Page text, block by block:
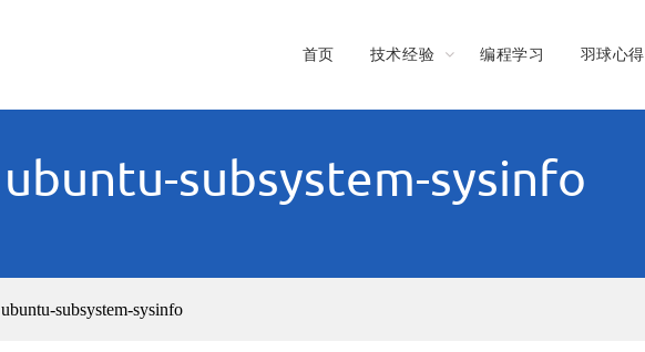
首页 技术经验 编程学习 羽球心得
ubuntu-subsystem-sysinfo
ubuntu-subsystem-sysinfo